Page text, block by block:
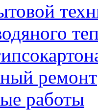
ремонт
работы